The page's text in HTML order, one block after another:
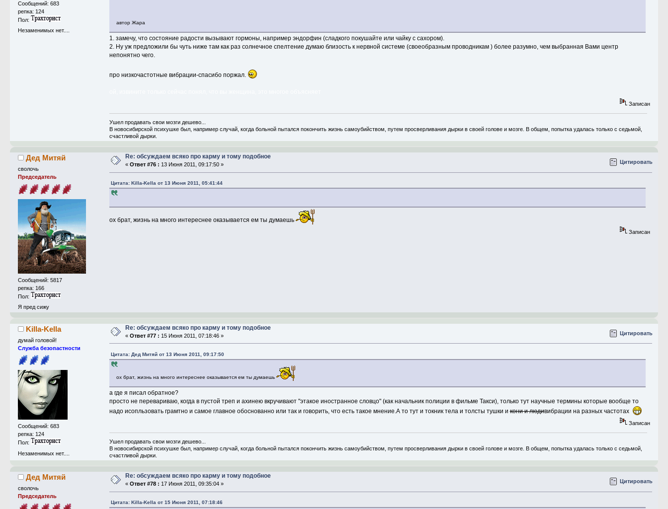
Сообщений: 683
репка: 124
Пол:
Незаменимых нет....
автор Жара
1. замечу, что состояние радости вызывают гормоны, например эндорфин (сладкого покушайте или чайку с сахором).
2. Ну уж предложили бы чуть ниже там как раз солнечное спелтение думаю близость к нервной системе (своеобразным проводникам ) более разумно, чем выбранная Вами центр
непонятно чего.
про низкочастотные вибрации-спасибо поржал.
Записан
Ушел продавать свои мозги дешево...
В новосибирской психушке был, например случай, когда больной пытался покончить жизнь самоубийством, путем просверливания дырки в своей голове и мозге. В общем, попытка удалась только с седьмой,
счастливой дырки.
Дед Митяй
сволочь
Председатель
Сообщений: 5817
репка: 166
Пол:
Я пред сижу
Re: обсуждаем всяко про карму и тому подобное
« Ответ #76 : 13 Июня 2011, 09:17:50 » Цитировать
Цитата: Killa-Kella от 13 Июня 2011, 05:41:44
ох брат, жизнь на много интереснее оказывается ем ты думаешь
Записан
Killa-Kella
думай головой!
Служба безопастности
Сообщений: 683
репка: 124
Пол:
Незаменимых нет....
Re: обсуждаем всяко про карму и тому подобное
« Ответ #77 : 15 Июня 2011, 07:18:46 » Цитировать
Цитата: Дед Митяй от 13 Июня 2011, 09:17:50
ох брат, жизнь на много интереснее оказывается ем ты думаешь
а где я писал обратное?
просто не перевариваю, когда в пустой треп и ахинею вкручивают "этакое иностранное словцо" (как начальник полиции в фильме Такси), только тут научные термины которые вообще то
надо исопльзовать грамтно и самое главное обоснованно или так и говорить, что есть такое мнение.А то тут и токник тела и толсты тушки икони и людивибрации на разных частотах
Записан
Ушел продавать свои мозги дешево...
В новосибирской психушке был, например случай, когда больной пытался покончить жизнь самоубийством, путем просверливания дырки в своей голове и мозге. В общем, попытка удалась только с седьмой,
счастливой дырки.
Дед Митяй
сволочь
Председатель
Re: обсуждаем всяко про карму и тому подобное
« Ответ #78 : 17 Июня 2011, 09:35:04 » Цитировать
Цитата: Killa-Kella от 15 Июня 2011, 07:18:46